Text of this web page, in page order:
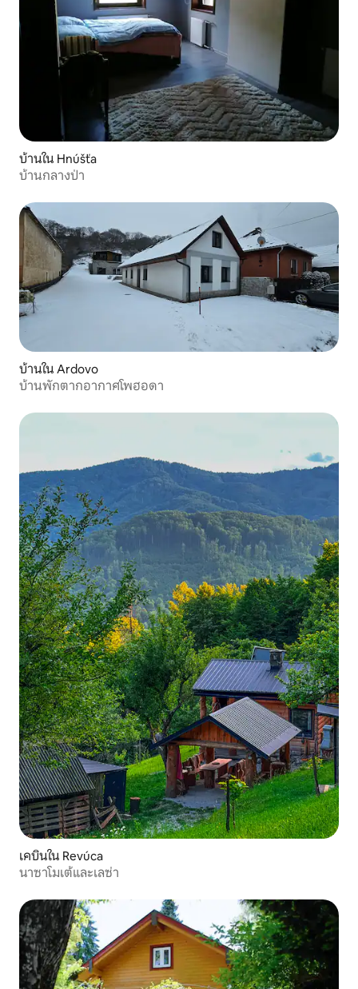
บ้านใน Hnúšťa
บ้านกลางป่า
บ้านใน Ardovo
บ้านพักตากอากาศโพฮอดา
เคบินใน Revúca
นาซาโมเต้และเลซ่า